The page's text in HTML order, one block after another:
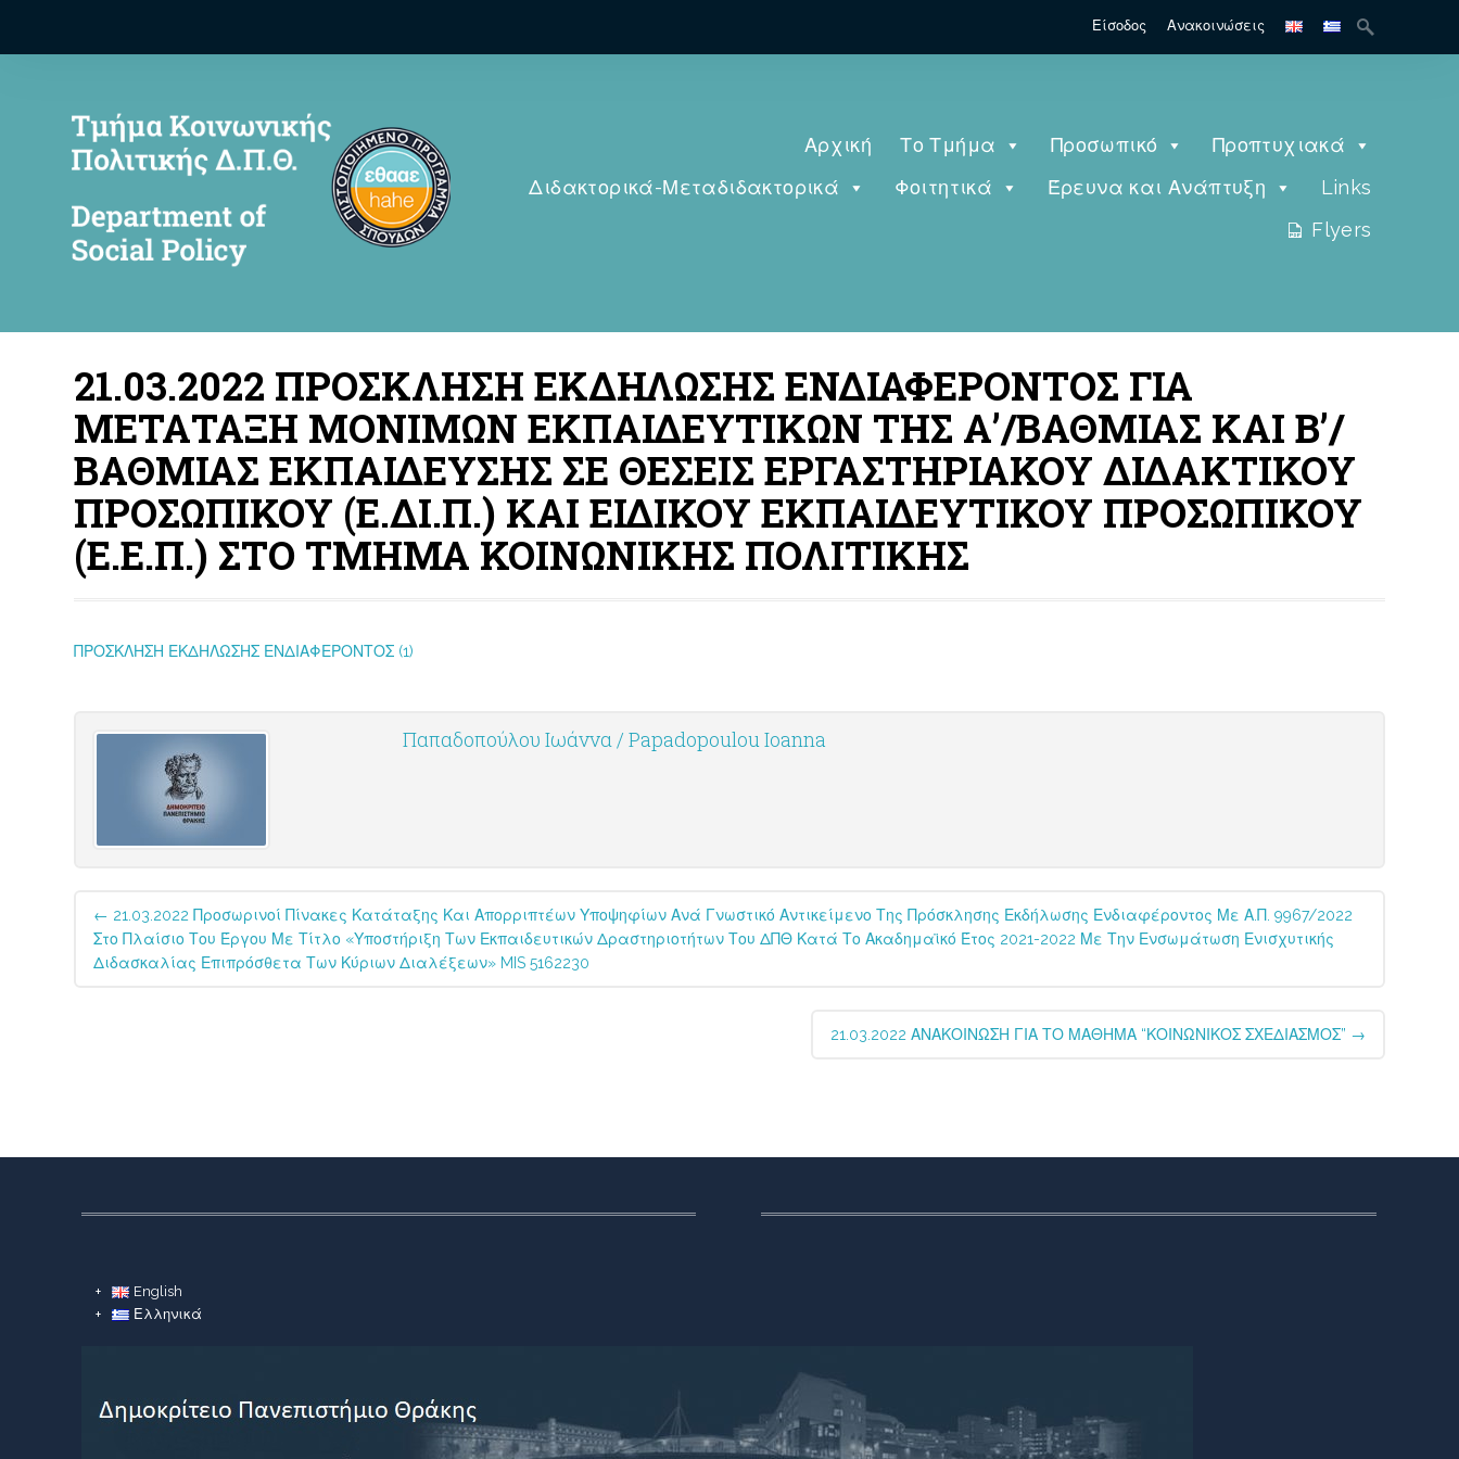
Είσοδος Ανακοινώσεις
Αρχική Το Τμήμα Προσωπικό
Προπτυχιακά
Διδακτορικά-Μεταδιδακτορικά
Φοιτητικά Έρευνα και Ανάπτυξη
Links
Flyers
21.03.2022 ΠΡΟΣΚΛΗΣΗ ΕΚΔΗΛΩΣΗΣ ΕΝΔΙΑΦΕΡΟΝΤΟΣ ΓΙΑ
ΜΕΤΑΤΑΞΗ ΜΟΝΙΜΩΝ ΕΚΠΑΙΔΕΥΤΙΚΩΝ ΤΗΣ Α’/ΒΑΘΜΙΑΣ ΚΑΙ Β’/
ΒΑΘΜΙΑΣ ΕΚΠΑΙΔΕΥΣΗΣ ΣΕ ΘΕΣΕΙΣ ΕΡΓΑΣΤΗΡΙΑΚΟΥ ΔΙΔΑΚΤΙΚΟΥ
ΠΡΟΣΩΠΙΚΟΥ (Ε.ΔΙ.Π.) ΚΑΙ ΕΙΔΙΚΟΥ ΕΚΠΑΙΔΕΥΤΙΚΟΥ ΠΡΟΣΩΠΙΚΟΥ
(Ε.Ε.Π.) ΣΤΟ ΤΜΗΜΑ ΚΟΙΝΩΝΙΚΗΣ ΠΟΛΙΤΙΚΗΣ
ΠΡΟΣΚΛΗΣΗ ΕΚΔΗΛΩΣΗΣ ΕΝΔΙΑΦΕΡΟΝΤΟΣ (1)
Παπαδοπούλου Ιωάννα / Papadopoulou Ioanna
Post
navigation
← 21.03.2022 Προσωρινοί Πίνακες Κατάταξης Και Απορριπτέων Υποψηφίων Ανά Γνωστικό Αντικείμενο Της Πρόσκλησης Εκδήλωσης Ενδιαφέροντος Με Α.Π. 9967/2022
Στο Πλαίσιο Του Έργου Με Τίτλο «Υποστήριξη Των Εκπαιδευτικών Δραστηριοτήτων Του ΔΠΘ Κατά Το Ακαδημαϊκό Έτος 2021-2022 Με Την Ενσωμάτωση Ενισχυτικής
Διδασκαλίας Επιπρόσθετα Των Κύριων Διαλέξεων» MIS 5162230
21.03.2022 ΑΝΑΚΟΙΝΩΣΗ ΓΙΑ ΤΟ ΜΑΘΗΜΑ “ΚΟΙΝΩΝΙΚΟΣ ΣΧΕΔΙΑΣΜΟΣ” →
English
Ελληνικά